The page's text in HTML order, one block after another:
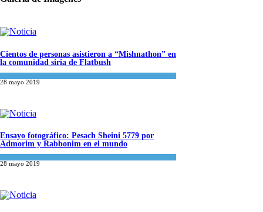
Cientos de personas asistieron a “Mishnathon” en
la comunidad siria de Flatbush
28 mayo 2019
Ensayo fotográfico: Pesach Sheini 5779 por
Admorim y Rabbonim en el mundo
28 mayo 2019